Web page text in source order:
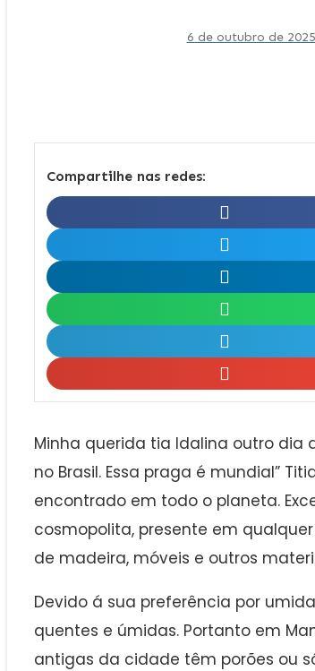
6 de outubro de 2025
Compartilhe nas redes:
Minha querida tia Idalina outro dia
no Brasil. Essa praga é mundial”
encontrado em todo o planeta.
cosmopolita, presente em
de madeira, móveis e outros
Devido á sua preferência por
quentes e úmidas. Portanto em
antigas da cidade têm porões ou